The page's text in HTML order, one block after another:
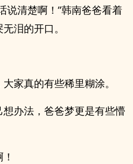
说清楚啊！”韩南爸爸看着
泪的开口。
家真的有些稀里糊涂。
办法，爸爸梦更是有些懵